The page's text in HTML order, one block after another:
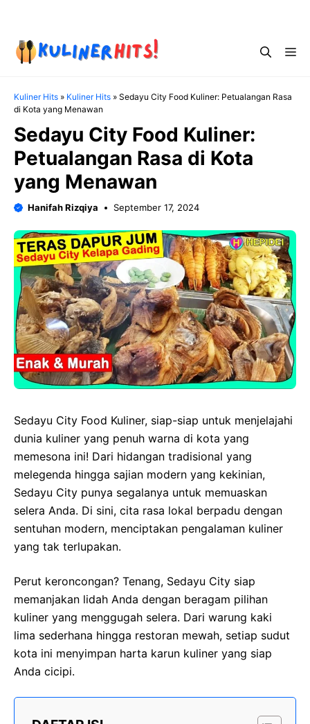
content
Kuliner Hits » Kuliner Hits » Sedayu City Food Kuliner: Petualangan Rasa
di Kota yang Menawan
Sedayu City Food Kuliner:
Petualangan Rasa di Kota
yang Menawan
Hanifah Rizqiya September 17, 2024
Sedayu City Food Kuliner, siap-siap untuk menjelajahi
dunia kuliner yang penuh warna di kota yang
memesona ini! Dari hidangan tradisional yang
melegenda hingga sajian modern yang kekinian,
Sedayu City punya segalanya untuk memuaskan
selera Anda. Di sini, cita rasa lokal berpadu dengan
sentuhan modern, menciptakan pengalaman kuliner
yang tak terlupakan.
Perut keroncongan? Tenang, Sedayu City siap
memanjakan lidah Anda dengan beragam pilihan
kuliner yang menggugah selera. Dari warung kaki
lima sederhana hingga restoran mewah, setiap sudut
kota ini menyimpan harta karun kuliner yang siap
Anda cicipi.